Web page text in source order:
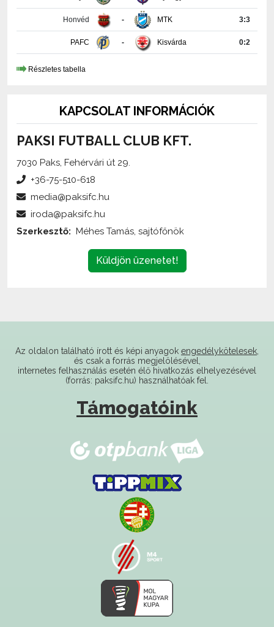
PAFC Kisvárda 0:2
Részletes tabella
PAKSI FUTBALL CLUB KFT.
7030 Paks, Fehérvári út 29.
Küldjön üzenetet!
internetes felhasználás esetén élő hivatkozás elhelyezésével
(forrás: paksifc.hu) használhatóak fel.
Támogatóink